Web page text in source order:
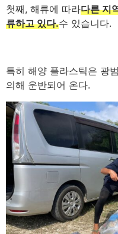
첫째, 해류에 따라다른 지
류하고 있다.수 있습니다.
특히 해양 플라스틱은 광
의해 운반되어 온다.